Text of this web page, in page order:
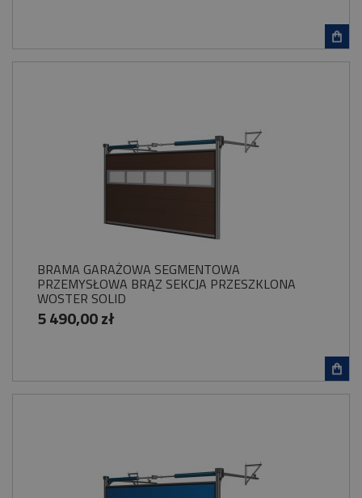
BRAMA GARAŻOWA SEGMENTOWA
PRZEMYSŁOWA BRĄZ SEKCJA PRZESZKLONA
WOSTER SOLID
5 490,00 zł